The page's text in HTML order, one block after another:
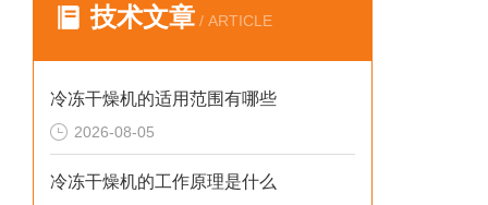
技术文章 / ARTICLE
冷冻干燥机的适用范围有哪些
2026-08-05
冷冻干燥机的工作原理是什么